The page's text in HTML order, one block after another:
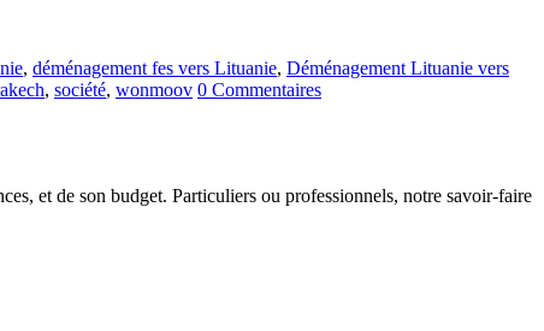
, déménagement fes vers Lituanie, Déménagement Lituanie vers
, société, wonmoov 0 Commentaires
et de son budget. Particuliers ou professionnels, notre savoir-faire